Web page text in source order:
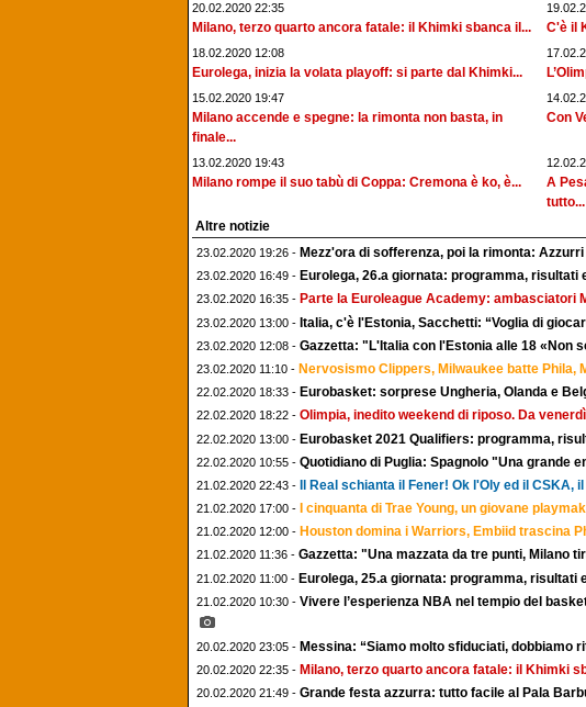
20.02.2020 22:35
Milano, terzo quarto ancora fatale: il Khimki sbanca il... C'è il
18.02.2020 12:08
Eurolega, inizia la volata playoff: si parte dal Khimki...
15.02.2020 19:47
Milano accende e spegne: la rimonta non basta, in
finale...
Con
13.02.2020 19:43
Milano rompe il suo tabù di Coppa: Cremona è ko, è...
A
tutto...
Altre notizie
23.02.2020 19:26 - Mezz'ora di sofferenza, poi la rimonta:
23.02.2020 16:49 - Eurolega, 26.a giornata: programma, risultati
23.02.2020 16:35 - Parte la Euroleague Academy: ambasciatori
23.02.2020 13:00 - Italia, c'è l'Estonia, Sacchetti: “Voglia di
23.02.2020 12:08 - Gazzetta: "L'Italia con l'Estonia alle 18 «Non
23.02.2020 11:10 - Nervosismo Clippers, Milwaukee batte Phila,
22.02.2020 18:33 - Eurobasket: sorprese Ungheria, Olanda e
22.02.2020 18:22 - Olimpia, inedito weekend di riposo. Da
22.02.2020 13:00 - Eurobasket 2021 Qualifiers: programma,
22.02.2020 10:55 - Quotidiano di Puglia: Spagnolo "Una grande
21.02.2020 22:43 - Il Real schianta il Fener! Ok l'Oly ed il CSKA,
21.02.2020 17:00 - I cinquanta di Trae Young, un giovane
21.02.2020 12:00 - Houston domina i Warriors, Embiid trascina
21.02.2020 11:36 - Gazzetta: "Una mazzata da tre punti, Milano
21.02.2020 11:00 - Eurolega, 25.a giornata: programma, risultati
21.02.2020 10:30 - Vivere l’esperienza NBA nel tempio del
20.02.2020 23:05 - Messina: “Siamo molto sfiduciati, dobbiamo
20.02.2020 22:35 - Milano, terzo quarto ancora fatale: il Khimki
20.02.2020 21:49 - Grande festa azzurra: tutto facile al Pala